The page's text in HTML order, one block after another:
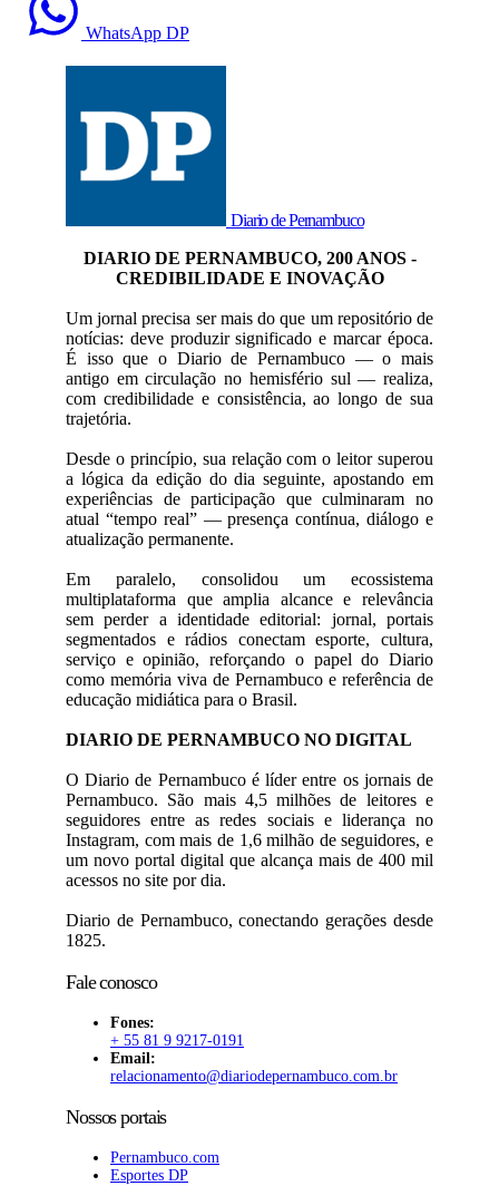
WhatsApp DP
Diario de Pernambuco
DIARIO DE PERNAMBUCO, 200 ANOS -
CREDIBILIDADE E INOVAÇÃO
Um jornal precisa ser mais do que um repositório de
notícias: deve produzir significado e marcar época.
É isso que o Diario de Pernambuco — o mais
antigo em circulação no hemisfério sul — realiza,
com credibilidade e consistência, ao longo de sua
trajetória.
Desde o princípio, sua relação com o leitor superou
a lógica da edição do dia seguinte, apostando em
experiências de participação que culminaram no
atual “tempo real” — presença contínua, diálogo e
atualização permanente.
Em paralelo, consolidou um ecossistema
multiplataforma que amplia alcance e relevância
sem perder a identidade editorial: jornal, portais
segmentados e rádios conectam esporte, cultura,
serviço e opinião, reforçando o papel do Diario
como memória viva de Pernambuco e referência de
educação midiática para o Brasil.
DIARIO DE PERNAMBUCO NO DIGITAL
O Diario de Pernambuco é líder entre os jornais de
Pernambuco. São mais 4,5 milhões de leitores e
seguidores entre as redes sociais e liderança no
Instagram, com mais de 1,6 milhão de seguidores, e
um novo portal digital que alcança mais de 400 mil
acessos no site por dia.
Diario de Pernambuco, conectando gerações desde
1825.
Fale conosco
Fones:
+ 55 81 9 9217-0191
Email:
relacionamento@diariodepernambuco.com.br
Nossos portais
Pernambuco.com
Esportes DP